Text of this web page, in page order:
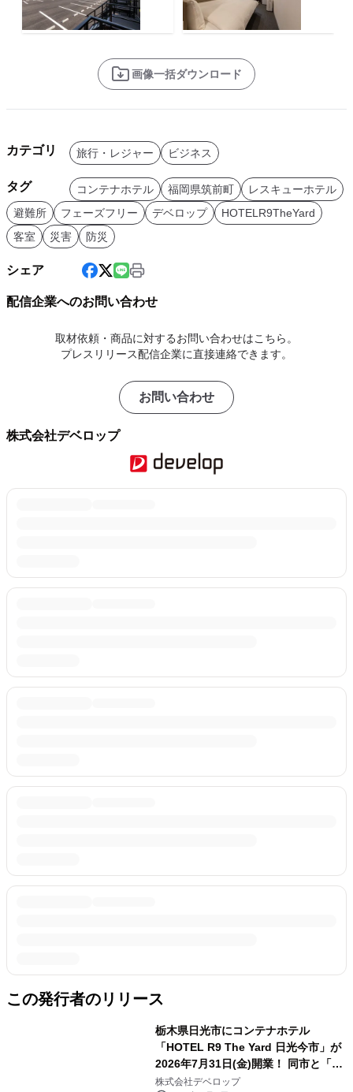
画像一括ダウンロード
カテゴリ 旅行・レジャー ビジネス
タグ コンテナホテル 福岡県筑前町
レスキューホテル
避難所
フェーズフリー デベロップ
HOTELR9TheYard
客室
災害 防災
シェア
配信企業へのお問い合わせ
取材依頼・商品に対するお問い合わせはこちら。
プレスリリース配信企業に直接連絡できます。
お問い合わせ
株式会社デベロップ
この発行者のリリース
栃木県日光市にコンテナホテル
「HOTEL R9 The Yard 日光今市」が
2026年7月31日(金)開業！ 同市と「レ
スキューホテル」災害協定を締結
株式会社デベロップ